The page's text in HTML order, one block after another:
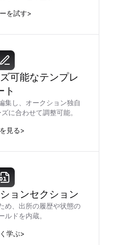
を試す>
可能なテンプレ
ト
集し、オークション独自
に合わせて調整可能。
見る>
ョンセクション
め、出所の履歴や状態の
ルドを内蔵。
学ぶ>